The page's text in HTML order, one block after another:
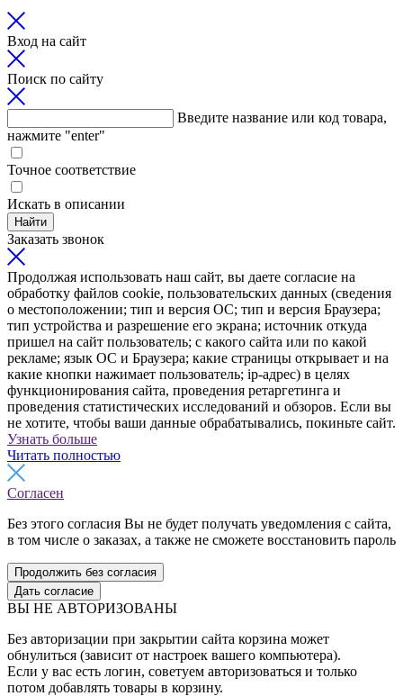
Вход на сайт
Поиск по сайту
Введите название или код товара,
нажмите "enter"
Точное соответствие
Искать в описании
Найти
Заказать звонок
Продолжая использовать наш сайт, вы даете согласие на
обработку файлов cookie, пользовательских данных (сведения
о местоположении; тип и версия ОС; тип и версия Браузера;
тип устройства и разрешение его экрана; источник откуда
пришел на сайт пользователь; с какого сайта или по какой
рекламе; язык ОС и Браузера; какие страницы открывает и на
какие кнопки нажимает пользователь; ip-адрес) в целях
функционирования сайта, проведения ретаргетинга и
проведения статистических исследований и обзоров. Если вы
не хотите, чтобы ваши данные обрабатывались, покиньте сайт.
Узнать больше
Читать полностью
Согласен
Без этого согласия Вы не будет получать уведомления с сайта,
в том числе о заказах, а также не сможете восстановить пароль
Продолжить без согласия
Дать согласие
ВЫ НЕ АВТОРИЗОВАНЫ
Без авторизации при закрытии сайта корзина может
обнулиться (зависит от настроек вашего компьютера).
Если у вас есть логин, советуем авторизоваться и только
потом добавлять товары в корзину.